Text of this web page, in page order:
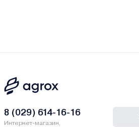
8 (029) 614-16-16
Интернет-магазин,